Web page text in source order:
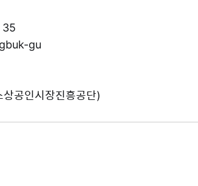
35
gu
공인시장진흥공단)